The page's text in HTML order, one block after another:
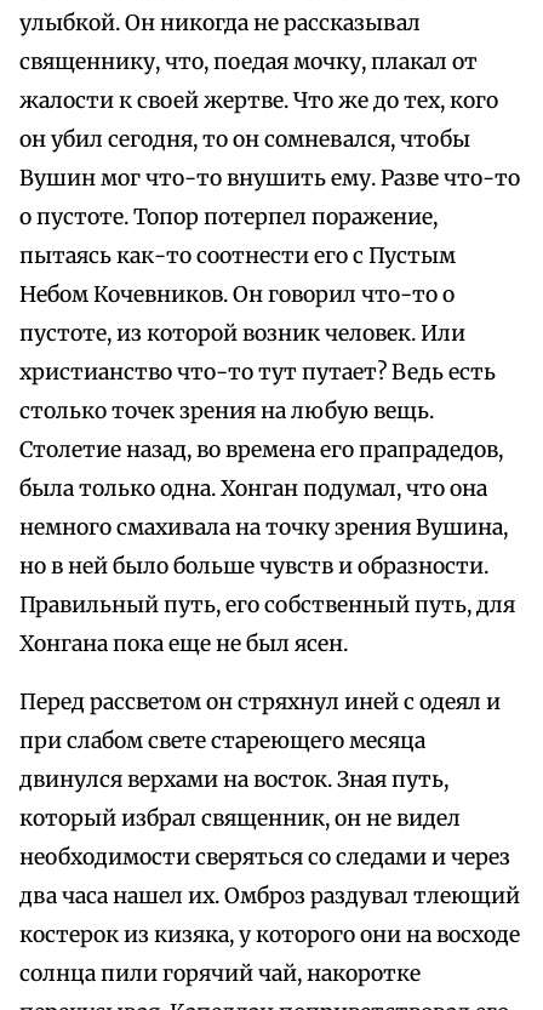
улыбкой. Он никогда не рассказывал
священнику, что, поедая мочку, плакал от
жалости к своей жертве. Что же до тех, кого
он убил сегодня, то он сомневался, чтобы
Вушин мог что-то внушить ему. Разве что-то
о пустоте. Топор потерпел поражение,
пытаясь как-то соотнести его с Пустым
Небом Кочевников. Он говорил что-то о
пустоте, из которой возник человек. Или
христианство что-то тут путает? Ведь есть
столько точек зрения на любую вещь.
Столетие назад, во времена его прапрадедов,
была только одна. Хонган подумал, что она
немного смахивала на точку зрения Вушина,
но в ней было больше чувств и образности.
Правильный путь, его собственный путь, для
Хонгана пока еще не был ясен.
Перед рассветом он стряхнул иней с одеял и
при слабом свете стареющего месяца
двинулся верхами на восток. Зная путь,
который избрал священник, он не видел
необходимости сверяться со следами и через
два часа нашел их. Омброз раздувал тлеющий
костерок из кизяка, у которого они на восходе
солнца пили горячий чай, накоротке